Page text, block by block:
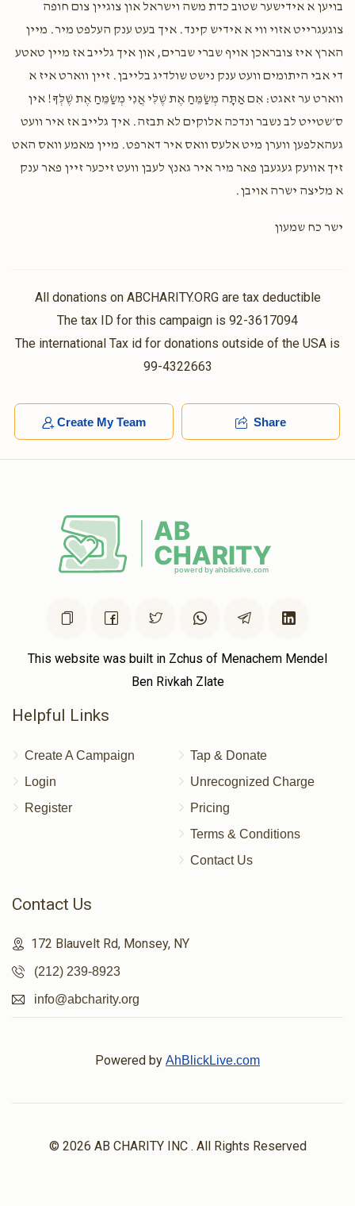
בויען א אידישער שטוב כדת משה וישראל און צוגיין צום חופה
צוגעגרייט אזוי ווי א אידיש קינד. איך בעט ענק העלפט מיר. מיין
הארץ איז צובראכן אויף שברי שברים, און איך גלייב אז מיין טאטע
די אבי היתומים וועט ענק נישט שולדיג בלייבן. זיין ווארט איז א
ווארט ער זאגט: אִם אַתָּה מְשַׂמֵּחַ אֶת שֶׁלִּי אֲנִי מְשַׂמֵּחַ אֶת שֶׁלְּךָ! אין
ס׳שטייט לב נשבר ונדכה אלוקים לא תבזה. איך גלייב אז איר וועט
געהאלפען ווערן מיט אלעס וואס איר דארפט. מיין מאמע וואס האט
זיך אוועק געגעבן פאר מיר איר גאנץ לעבן וועט זיכער זיין פאר ענק
א מליצה ישרה אויבן.
ישר כח שמעון
All donations on ABCHARITY.ORG are tax deductible
The tax ID for this campaign is 92-3617094
The international Tax id for donations outside of the USA is
99-4322663
Create My Team Share
This website was built in Zchus of Menachem Mendel
Ben Rivkah Zlate
Helpful Links
Create A Campaign
Login
Register
Tap & Donate
Unrecognized Charge
Pricing
Terms & Conditions
Contact Us
Contact Us
172 Blauvelt Rd, Monsey, NY
(212) 239-8923
info@abcharity.org
Powered by AhBlickLive.com
© 2026 AB CHARITY INC . All Rights Reserved